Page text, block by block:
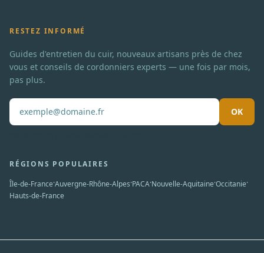
RESTEZ INFORMÉ
Guides d'entretien du cuir, nouveaux artisans près de chez
vous et conseils de cordonniers experts — une fois par mois,
pas plus.
OK
RÉGIONS POPULAIRES
Île-de-France·Auvergne-Rhône-Alpes·PACA·Nouvelle-Aquitaine·Occitanie·
Hauts-de-France